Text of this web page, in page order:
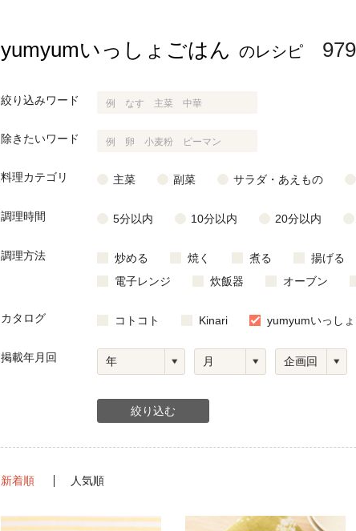
yumyumいっしょごはん のレシピ 979
絞り込みワード
除きたいワード
料理カテゴリ 主菜 副菜 サラダ・あえもの
調理時間 5分以内 10分以内 20分以内
調理方法 炒める 焼く 煮る 揚げる
電子レンジ
炊飯器 オーブン
カタログ コトコト Kinari yumyumいっし
掲載年月回
新着順 人気順
ひとさじのときめき時間
がんばらない平日ごはん
有賀薫さんのスープ
牛肉 豚肉
主菜 副菜
コトコト
yumyumいっしょごはん
ぷれーんぺいじ
乾物屋さん